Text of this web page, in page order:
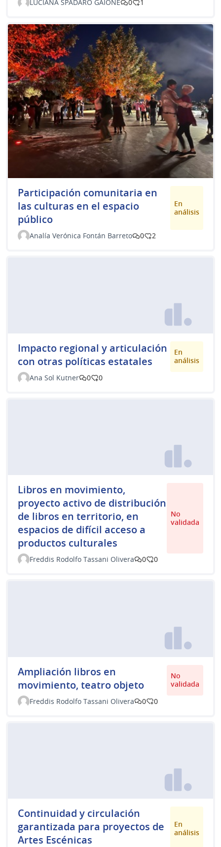
LUCIANA SPADARO GAIONE 0 1
Participación comunitaria en
las culturas en el espacio
público
En
análisis
Analía Verónica Fontán Barreto 0 2
Impacto regional y articulación
con otras políticas estatales
En
análisis
Ana Sol Kutner
0 0
Libros en movimiento,
proyecto activo de distribución
de libros en territorio, en
espacios de difícil acceso a
productos culturales
No
validada
Freddis Rodolfo Tassani Olivera 0 0
Ampliación libros en
movimiento, teatro objeto
No
validada
Freddis Rodolfo Tassani Olivera
0 0
Continuidad y circulación
garantizada para proyectos de
Artes Escénicas
En
análisis